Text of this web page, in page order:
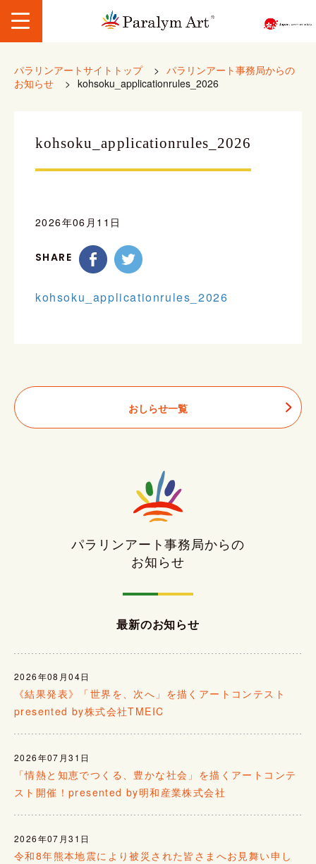
パラリンアートサイトトップ > パラリンアート事務局からの
お知らせ
> kohsoku_applicationrules_2026
kohsoku_applicationrules_2026
2026年06月11日
SHARE
kohsoku_applicationrules_2026
おしらせ一覧
パラリンアート事務局からの
お知らせ
最新のお知らせ
2026年08月04日
《結果発表》「世界を、次へ」を描くアートコンテスト
presented by株式会社TMEIC
2026年07月31日
「情熱と知恵でつくる、豊かな社会」を描くアートコンテ
スト開催！presented by明和産業株式会社
2026年07月31日
令和8年熊本地震により被災された皆さまへお見舞い申し